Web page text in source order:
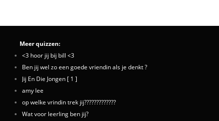
Meer quizzen:
<3 hoor jij bij bill <3
Ben jij wel zo een goede vriendin als je denkt ?
Jij En Die Jongen [ 1 ]
amy lee
op welke vrindin trek jij?????????????
Wat voor leerling ben jij?